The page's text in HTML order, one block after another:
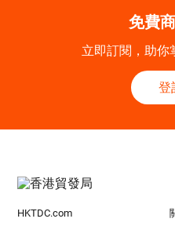
免費
立即訂閱，助你
登
HKTDC.com